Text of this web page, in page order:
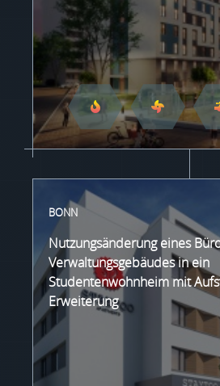
BONN
Nutzungsänderung eines
Verwaltungsgebäudes in ein
Studentenwohnheim mit
Erweiterung